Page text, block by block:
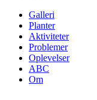
Galleri
Planter
Aktiviteter
Problemer
Oplevelser
ABC
Om